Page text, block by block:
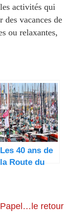
activités qui
des vacances de
ou relaxantes,
Les 40 ans de
la Route du
retour